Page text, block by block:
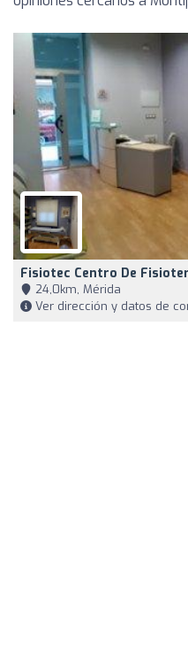
Fisiotec Centro De
24,0km, Mérida
Ver dirección y datos de